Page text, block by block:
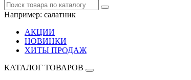
Например: салатник
АКЦИИ
НОВИНКИ
ХИТЫ ПРОДАЖ
КАТАЛОГ ТОВАРОВ